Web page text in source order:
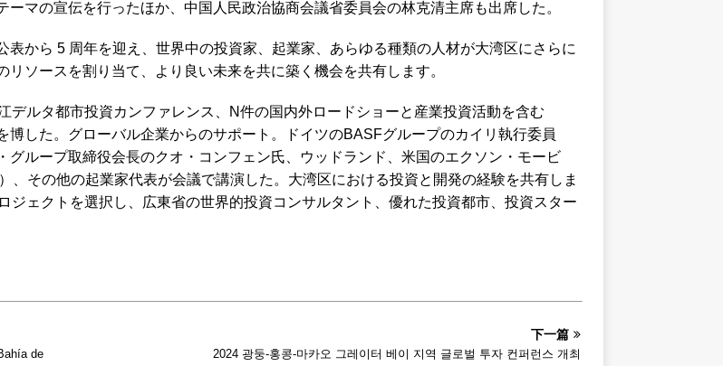
マの宣伝を行ったほか、中国人民政治協商会議省委員会の林克清主席も出席した。
から 5 周年を迎え、世界中の投資家、起業家、あらゆる種類の人材が大湾区にさらに
ソースを割り当て、より良い未来を共に築く機会を共有します。
デルタ都市投資カンファレンス、N件の国内外ロードショーと産業投資活動を含む
博した。グローバル企業からのサポート。ドイツのBASFグループのカイリ執行委員
ループ取締役会長のクオ・コンフェン氏、ウッドランド、米国のエクソン・モービ
、その他の起業家代表が会議で講演した。大湾区における投資と開発の経験を共有しま
ジェクトを選択し、広東省の世界的投資コンサルタント、優れた投資都市、投資スター
de
下一篇
2024 광둥-홍콩-마카오 그레이터 베이 지역 글로벌 투자 컨퍼런스 개최